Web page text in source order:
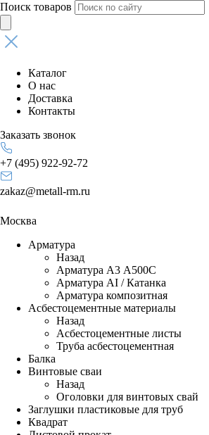
Поиск товаров
Каталог
О нас
Доставка
Контакты
Заказать звонок
+7 (495) 922-92-72
zakaz@metall-rm.ru
Москва
Арматура
Назад
Арматура А3 А500С
Арматура АI / Катанка
Арматура композитная
Асбестоцементные материалы
Назад
Асбестоцементные листы
Труба асбестоцементная
Балка
Винтовые сваи
Назад
Оголовки для винтовых свай
Заглушки пластиковые для труб
Квадрат